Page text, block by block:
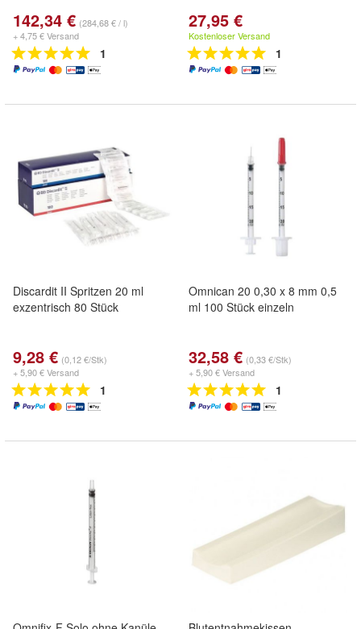
142,34 € (284,68 € / l)
+ 4,75 € Versand
1
27,95 €
Kostenloser Versand
1
Discardit II Spritzen 20 ml
exzentrisch 80 Stück
9,28 € (0,12 €/Stk)
+ 5,90 € Versand
1
Omnican 20 0,30 x 8 mm 0,5
ml 100 Stück einzeln
32,58 € (0,33 €/Stk)
+ 5,90 € Versand
1